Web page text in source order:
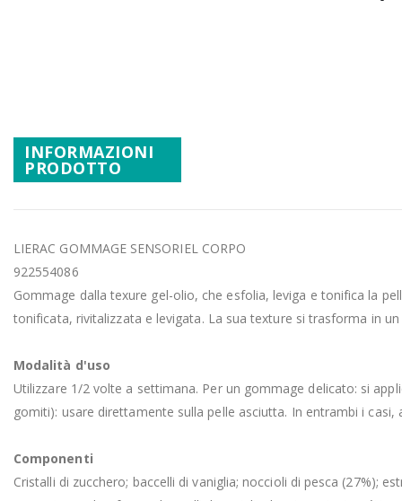
immagini
INFORMAZIONI
PRODOTTO
LIERAC GOMMAGE SENSORIEL CORPO
922554086
Gommage dalla texure gel-olio, che esfolia, leviga e tonifica la
tonificata, rivitalizzata e levigata. La sua texture si trasforma in
Modalità d'uso
Utilizzare 1/2 volte a settimana. Per un gommage delicato: si
gomiti): usare direttamente sulla pelle asciutta. In entrambi i
Componenti
Cristalli di zucchero; baccelli di vaniglia; noccioli di pesca (27%);